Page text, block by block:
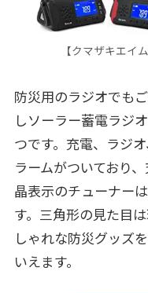
【クマザキエイ
防災用のラジオでも
しソーラー蓄電ラジ
つです。充電、ラジ
ラームがついており
晶表示のチューナー
す。三角形の見た目
しゃれな防災グッズ
いえます。